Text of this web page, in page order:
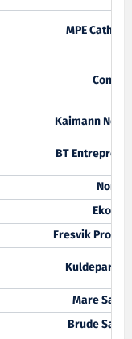
MPE
Kaimann
BT
Fresvik
Mare
Brude